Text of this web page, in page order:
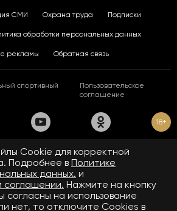
СМИ Охрана труда Подписки
обработки персональных данных
рекламы Обратная связь
спортивный
Пользовательское
соглашение
18+
технологии. Подробнее
рекомендательных технологий.
сетевое издание «www.matchtv.ru»
службой по надзору в сфере связи,
массовых коммуникаций (Роскомнадзор).
средства массовой информации ЭЛ № ФС 77 - 72390
Сookie для корректной
Подробнее в Политике
данных. и
соглашении. Нажмите на кнопку
согласны на использование
нет, то отключите Cookies в